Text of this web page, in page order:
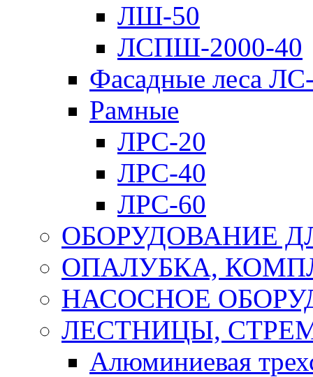
ЛШ-50
ЛСПШ-2000-40
Фасадные леса
Рамные
ЛРС-20
ЛРС-40
ЛРС-60
ОБОРУДОВАНИЕ
ОПАЛУБКА,
НАСОСНОЕ
ЛЕСТНИЦЫ,
Алюминиевая